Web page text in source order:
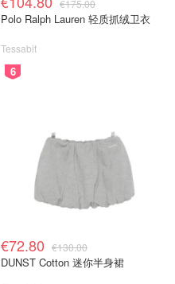
€175.00
Polo Ralph Lauren 轻质抓绒卫衣
Tessabit
6
€72.80 €130.00
DUNST Cotton 迷你半身裙